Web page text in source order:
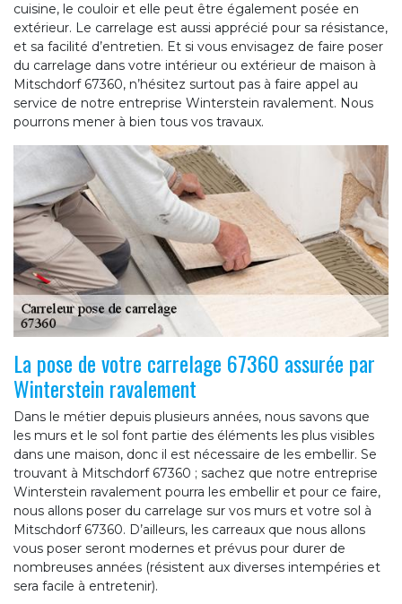
cuisine, le couloir et elle peut être également posée en
extérieur. Le carrelage est aussi apprécié pour sa résistance,
et sa facilité d’entretien. Et si vous envisagez de faire poser
du carrelage dans votre intérieur ou extérieur de maison à
Mitschdorf 67360, n’hésitez surtout pas à faire appel au
service de notre entreprise Winterstein ravalement. Nous
pourrons mener à bien tous vos travaux.
La pose de votre carrelage 67360 assurée par
Winterstein ravalement
Dans le métier depuis plusieurs années, nous savons que
les murs et le sol font partie des éléments les plus visibles
dans une maison, donc il est nécessaire de les embellir. Se
trouvant à Mitschdorf 67360 ; sachez que notre entreprise
Winterstein ravalement pourra les embellir et pour ce faire,
nous allons poser du carrelage sur vos murs et votre sol à
Mitschdorf 67360. D’ailleurs, les carreaux que nous allons
vous poser seront modernes et prévus pour durer de
nombreuses années (résistent aux diverses intempéries et
sera facile à entretenir).